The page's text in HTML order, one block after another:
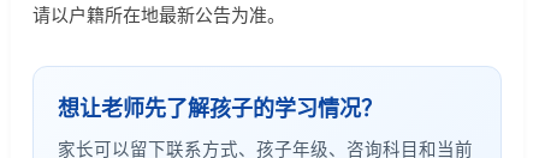
请以户籍所在地最新公告为准。
想让老师先了解孩子的学习情况？
家长可以留下联系方式、孩子年级、咨询科目和当前